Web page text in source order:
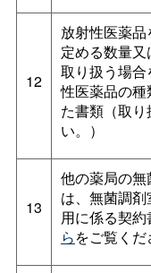
12
放射性医薬
定める数量
取り扱う場
性医薬品の
た書類（取
い。）
13
他の薬局の
は、無菌調
用に係る契
らをご覧くだ